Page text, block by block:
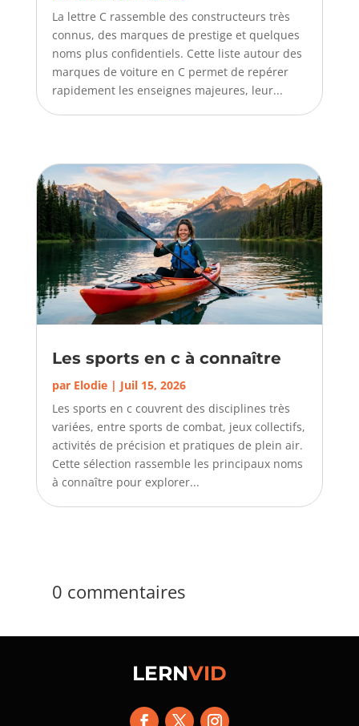
La lettre C rassemble des constructeurs très
connus, des marques de prestige et quelques
noms plus confidentiels. Cette liste autour des
marques de voiture en C permet de repérer
rapidement les enseignes majeures, leur...
Les sports en c à connaître
par Elodie| Juil 15, 2026
Les sports en c couvrent des disciplines très
variées, entre sports de combat, jeux collectifs,
activités de précision et pratiques de plein air.
Cette sélection rassemble les principaux noms
à connaître pour explorer...
0 commentaires
LERNVID